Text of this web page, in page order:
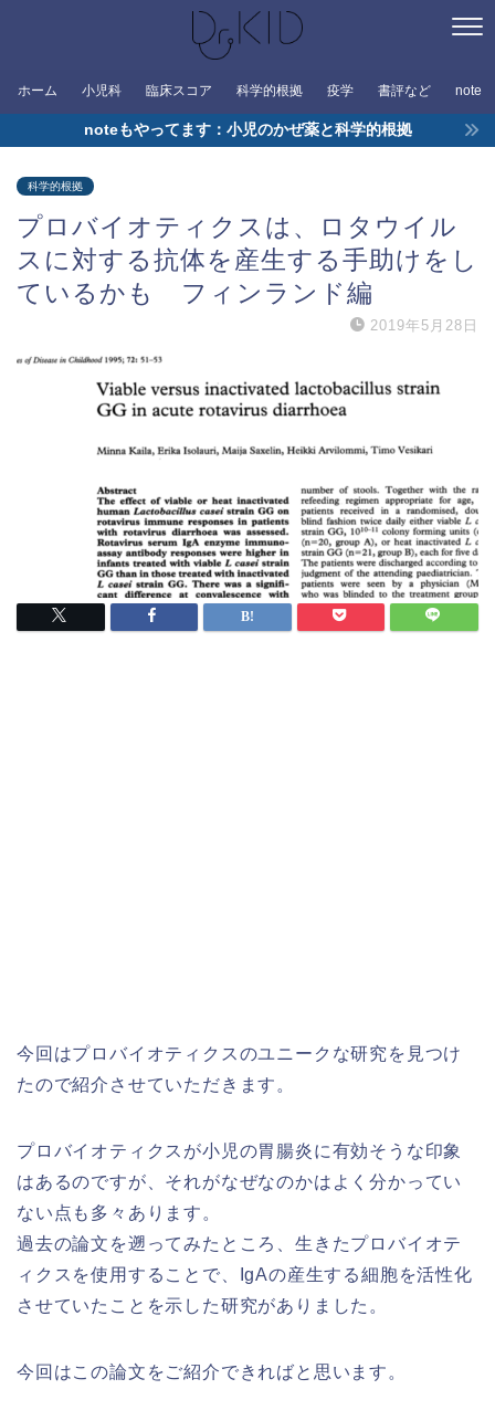
ホーム 小児科 臨床スコア 科学的根拠 疫学 書評など note
noteもやってます：小児のかぜ薬と科学的根拠
科学的根拠
プロバイオティクスは、ロタウイル
スに対する抗体を産生する手助けをし
ているかも フィンランド編
2019年5月28日
今回はプロバイオティクスのユニークな研究を見つけ
たので紹介させていただきます。
プロバイオティクスが小児の胃腸炎に有効そうな印象
はあるのですが、それがなぜなのかはよく分かってい
ない点も多々あります。
過去の論文を遡ってみたところ、生きたプロバイオテ
ィクスを使用することで、IgAの産生する細胞を活性化
させていたことを示した研究がありました。
今回はこの論文をご紹介できればと思います。